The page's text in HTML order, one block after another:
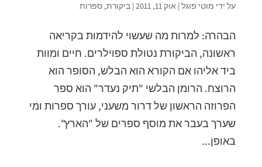
על ידי מוטי פוגל| אוק 11, 2011 | ביקורת, ספרות
הבהרה: למרות מה שעשוי להידמות בקריאה
ראשונה, הביקורת נטולת ספוילרים. חיים ומוות
ביד אליהו אם הקורא הוא הבלש, הסופר הוא
הרוצח. הרומן הבלשי "תיק נעדר" הוא ספר
הפרוזה הראשון של דרור משעני, עורך ספרות ומי
שערך בעבר את מוסף ספרים של "הארץ".
באופן...